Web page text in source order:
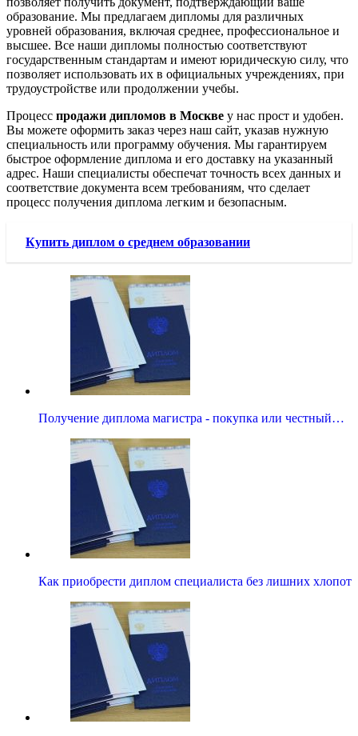
образование. Мы предлагаем дипломы для различных
уровней образования, включая среднее, профессиональное и
высшее. Все наши дипломы полностью соответствуют
государственным стандартам и имеют юридическую силу, что
позволяет использовать их в официальных учреждениях, при
трудоустройстве или продолжении учебы.
Процесс продажи дипломов в Москве у нас прост и удобен.
Вы можете оформить заказ через наш сайт, указав нужную
специальность или программу обучения. Мы гарантируем
быстрое оформление диплома и его доставку на указанный
адрес. Наши специалисты обеспечат точность всех данных и
соответствие документа всем требованиям, что сделает
процесс получения диплома легким и безопасным.
Купить диплом о среднем образовании
Получение диплома магистра - покупка или честный…
Как приобрести диплом специалиста без лишних хлопот